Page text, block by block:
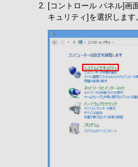
[コントロール パネル]画
キュリティ]を選択します